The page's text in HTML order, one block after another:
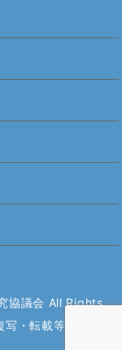
協議会 All Rights
・転載等を禁じま